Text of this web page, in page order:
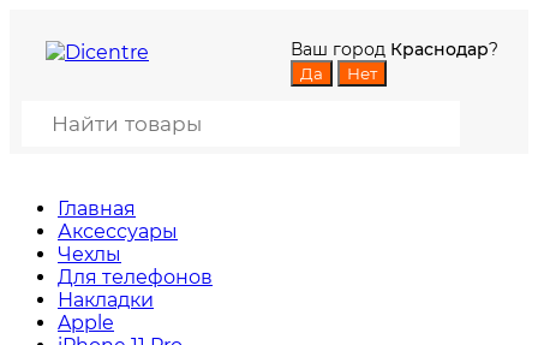
Ваш город Краснодар?
Главная
Аксессуары
Чехлы
Для телефонов
Накладки
Apple